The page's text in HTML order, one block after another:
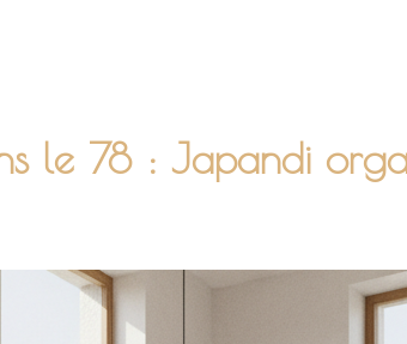
le 78 : Japandi